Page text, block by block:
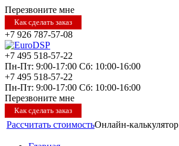
Перезвоните мне
Как сделать заказ
+7 926 787-57-08
+7 495 518-57-22
Пн-Пт: 9:00-17:00 Сб: 10:00-16:00
+7 495 518-57-22
Пн-Пт: 9:00-17:00 Сб: 10:00-16:00
Перезвоните мне
Как сделать заказ
Рассчитать стоимостьОнлайн-калькулятор